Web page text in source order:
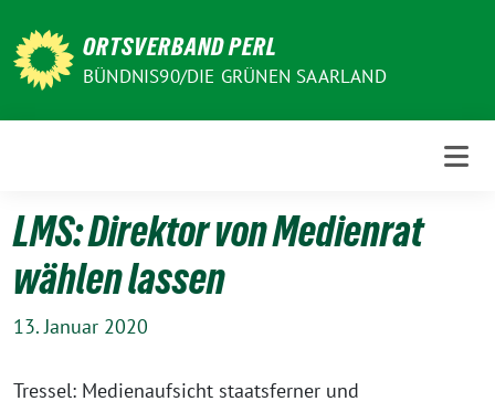
zum
Inhalt
ORTSVERBAND PERL
BÜNDNIS90/DIE GRÜNEN SAARLAND
LMS: Direktor von Medienrat
wählen lassen
13. Januar 2020
Tressel: Medienaufsicht staatsferner und